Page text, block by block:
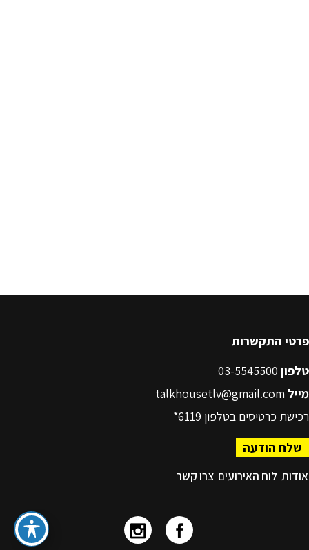
פרטי התקשרות
טלפון
מייל talkhousetlv@gmail.com
רכישת כרטיסים בטלפון 6119*
שלח הודעה
אודות לוח האירועים צרו קשר